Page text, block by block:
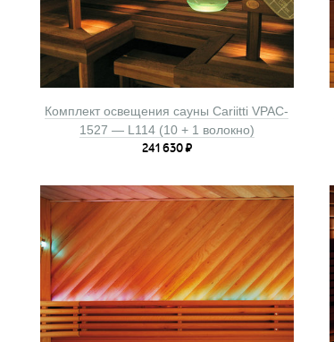
Комплект освещения сауны Cariitti VPAC-
1527 — L114 (10 + 1 волокно)
241 630₽